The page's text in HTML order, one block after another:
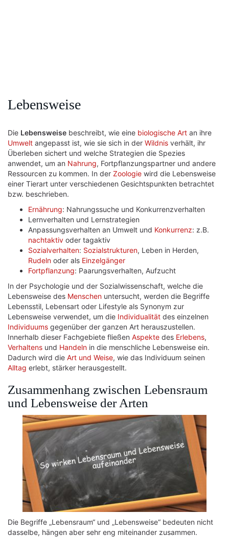
Lebensweise
Die Lebensweise beschreibt, wie eine biologische Art an ihre
Umwelt angepasst ist, wie sie sich in der Wildnis verhält, ihr
Überleben sichert und welche Strategien die Spezies
anwendet, um an Nahrung, Fortpflanzungspartner und andere
Ressourcen zu kommen. In der Zoologie wird die Lebensweise
einer Tierart unter verschiedenen Gesichtspunkten betrachtet
bzw. beschrieben.
Ernährung: Nahrungssuche und Konkurrenzverhalten
Lernverhalten und Lernstrategien
Anpassungsverhalten an Umwelt und Konkurrenz: z.B.
nachtaktiv oder tagaktiv
Sozialverhalten: Sozialstrukturen, Leben in Herden,
Rudeln oder als Einzelgänger
Fortpflanzung: Paarungsverhalten, Aufzucht
In der Psychologie und der Sozialwissenschaft, welche die
Lebensweise des Menschen untersucht, werden die Begriffe
Lebensstil, Lebensart oder Lifestyle als Synonym zur
Lebensweise verwendet, um die Individualität des einzelnen
Individuums gegenüber der ganzen Art herauszustellen.
Innerhalb dieser Fachgebiete fließen Aspekte des Erlebens,
Verhaltens und Handeln in die menschliche Lebensweise ein.
Dadurch wird die Art und Weise, wie das Individuum seinen
Alltag erlebt, stärker herausgestellt.
Zusammenhang zwischen Lebensraum
und Lebensweise der Arten
Die Begriffe „Lebensraum“ und „Lebensweise“ bedeuten nicht
dasselbe, hängen aber sehr eng miteinander zusammen.